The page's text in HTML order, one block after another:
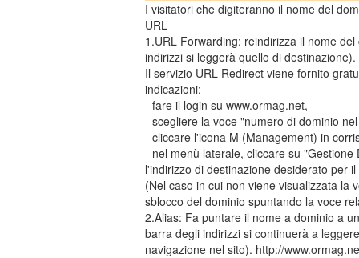
I visitatori che digiteranno il nome del
URL
1.URL Forwarding: reindirizza il nome
indirizzi si leggerà quello di destinazione).
Il servizio URL Redirect viene fornito
indicazioni:
- fare il login su www.ormag.net,
- scegliere la voce "numero di dominio
- cliccare l'icona M (Management) in
- nel menù laterale, cliccare su
l'indirizzo di destinazione desiderato per
(Nel caso in cui non viene visualizzata la
sblocco del dominio spuntando la voce
2.Alias: Fa puntare il nome a dominio a
barra degli indirizzi si continuerà a
navigazione nel sito). http://